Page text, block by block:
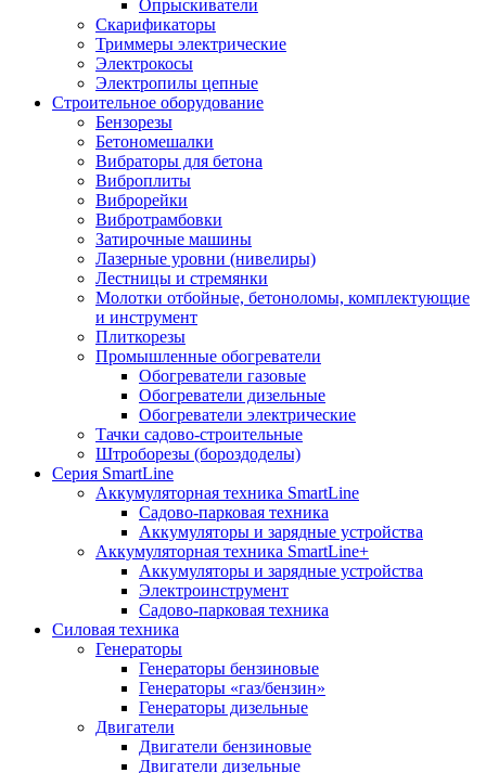
Опрыскиватели
Скарификаторы
Триммеры электрические
Электрокосы
Электропилы цепные
Строительное оборудование
Бензорезы
Бетономешалки
Вибраторы для бетона
Виброплиты
Виброрейки
Вибротрамбовки
Затирочные машины
Лазерные уровни (нивелиры)
Лестницы и стремянки
Молотки отбойные, бетоноломы, комплектующие
и инструмент
Плиткорезы
Промышленные обогреватели
Обогреватели газовые
Обогреватели дизельные
Обогреватели электрические
Тачки садово-строительные
Штроборезы (бороздоделы)
Серия SmartLine
Аккумуляторная техника SmartLine
Садово-парковая техника
Аккумуляторы и зарядные устройства
Аккумуляторная техника SmartLine+
Аккумуляторы и зарядные устройства
Электроинструмент
Садово-парковая техника
Силовая техника
Генераторы
Генераторы бензиновые
Генераторы «газ/бензин»
Генераторы дизельные
Двигатели
Двигатели бензиновые
Двигатели дизельные